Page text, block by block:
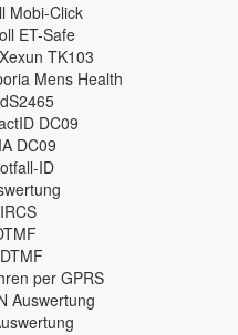
Mobi-Click
ET-Safe
TK103
Mens Health
DC09
DC09
ID
per GPRS
Auswertung